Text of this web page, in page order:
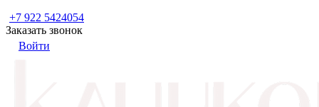
+7 922 5424054
Заказать звонок
Войти